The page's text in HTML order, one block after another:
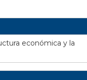
económica y la